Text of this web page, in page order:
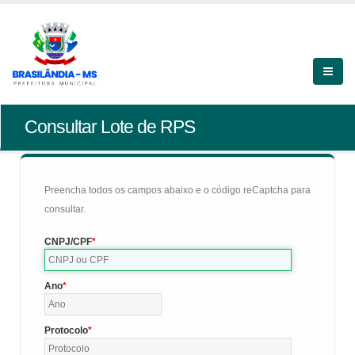
Consultar Lote de RPS
Preencha todos os campos abaixo e o código reCaptcha para
consultar.
CNPJ/CPF
Ano
Protocolo